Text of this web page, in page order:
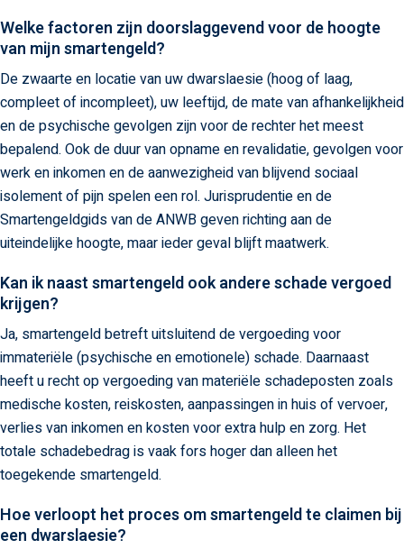
Welke factoren zijn doorslaggevend voor de hoogte
van mijn smartengeld?
De zwaarte en locatie van uw dwarslaesie (hoog of laag,
compleet of incompleet), uw leeftijd, de mate van afhankelijkheid
en de psychische gevolgen zijn voor de rechter het meest
bepalend. Ook de duur van opname en revalidatie, gevolgen voor
werk en inkomen en de aanwezigheid van blijvend sociaal
isolement of pijn spelen een rol. Jurisprudentie en de
Smartengeldgids van de ANWB geven richting aan de
uiteindelijke hoogte, maar ieder geval blijft maatwerk.
Kan ik naast smartengeld ook andere schade vergoed
krijgen?
Ja, smartengeld betreft uitsluitend de vergoeding voor
immateriële (psychische en emotionele) schade. Daarnaast
heeft u recht op vergoeding van materiële schadeposten zoals
medische kosten, reiskosten, aanpassingen in huis of vervoer,
verlies van inkomen en kosten voor extra hulp en zorg. Het
totale schadebedrag is vaak fors hoger dan alleen het
toegekende smartengeld.
Hoe verloopt het proces om smartengeld te claimen bij
een dwarslaesie?